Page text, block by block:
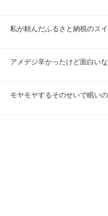
私が頼んだふるさと納税のス
アメデジ辛かったけど面白い
モヤモヤするそのせいで眠い